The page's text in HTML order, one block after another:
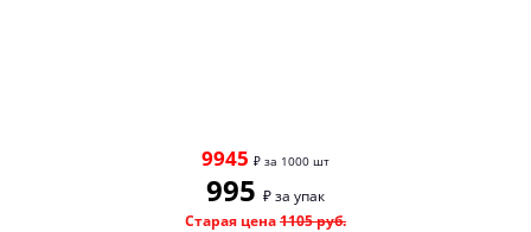
9945 ₽ за 1000 шт
995 ₽ за упак
Старая цена1105 руб.